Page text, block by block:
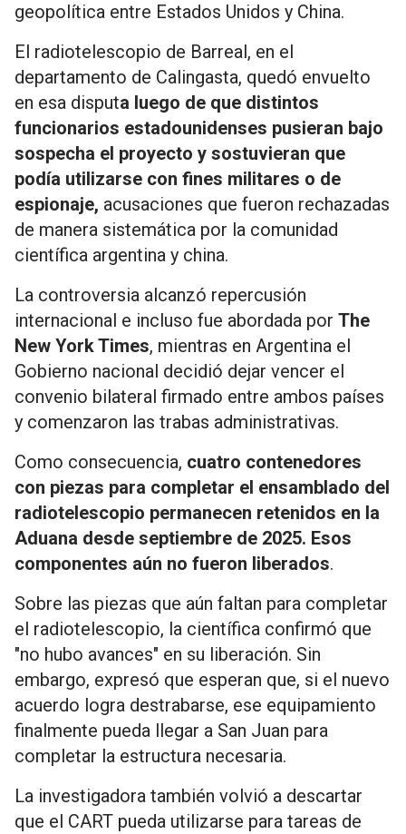
geopolítica entre Estados Unidos y China.
El radiotelescopio de Barreal, en el
departamento de Calingasta, quedó envuelto
en esa disputa luego de que distintos
funcionarios estadounidenses pusieran bajo
sospecha el proyecto y sostuvieran que
podía utilizarse con fines militares o de
espionaje, acusaciones que fueron rechazadas
de manera sistemática por la comunidad
científica argentina y china.
La controversia alcanzó repercusión
internacional e incluso fue abordada por The
New York Times, mientras en Argentina el
Gobierno nacional decidió dejar vencer el
convenio bilateral firmado entre ambos países
y comenzaron las trabas administrativas.
Como consecuencia, cuatro contenedores
con piezas para completar el ensamblado del
radiotelescopio permanecen retenidos en la
Aduana desde septiembre de 2025. Esos
componentes aún no fueron liberados.
Sobre las piezas que aún faltan para completar
el radiotelescopio, la científica confirmó que
"no hubo avances" en su liberación. Sin
embargo, expresó que esperan que, si el nuevo
acuerdo logra destrabarse, ese equipamiento
finalmente pueda llegar a San Juan para
completar la estructura necesaria.
La investigadora también volvió a descartar
que el CART pueda utilizarse para tareas de